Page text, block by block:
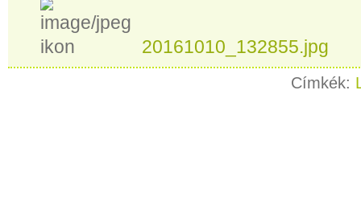
20161010_132855.jpg
Címkék: